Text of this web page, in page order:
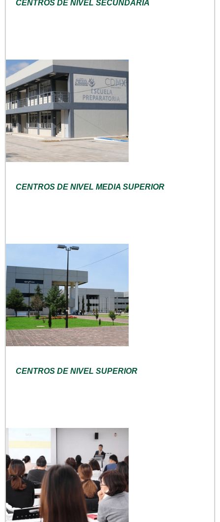
CENTROS DE NIVEL SECUNDARIA
CENTROS DE NIVEL MEDIA SUPERIOR
CENTROS DE NIVEL SUPERIOR